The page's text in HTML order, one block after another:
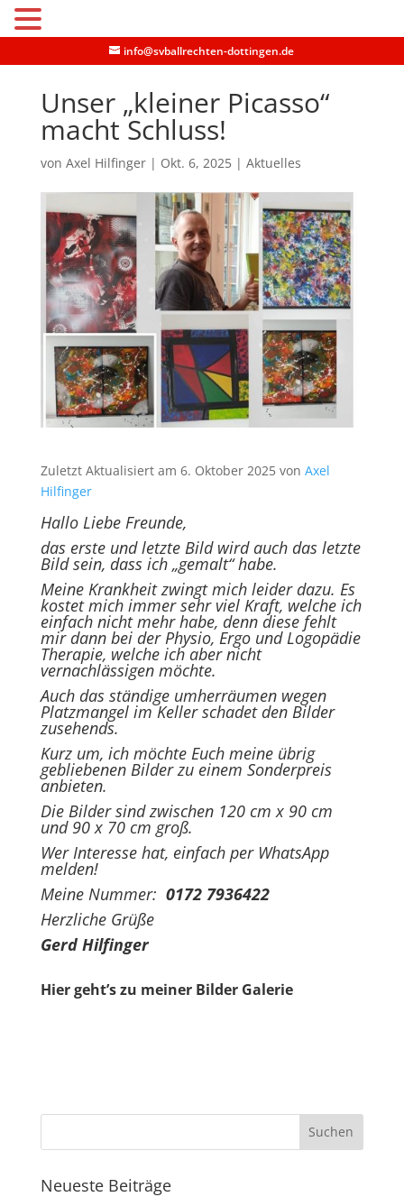
info@svballrechten-dottingen.de
Unser „kleiner Picasso“
macht Schluss!
von Axel Hilfinger| Okt. 6, 2025| Aktuelles
Zuletzt Aktualisiert am 6. Oktober 2025 von Axel
Hilfinger
Hallo Liebe Freunde,
das erste und letzte Bild wird auch das letzte
Bild sein, dass ich „gemalt“ habe.
Meine Krankheit zwingt mich leider dazu. Es
kostet mich immer sehr viel Kraft, welche ich
einfach nicht mehr habe, denn diese fehlt
mir dann bei der Physio, Ergo und Logopädie
Therapie, welche ich aber nicht
vernachlässigen möchte.
Auch das ständige umherräumen wegen
Platzmangel im Keller schadet den Bilder
zusehends.
Kurz um, ich möchte Euch meine übrig
gebliebenen Bilder zu einem Sonderpreis
anbieten.
Die Bilder sind zwischen 120 cm x 90 cm
und 90 x 70 cm groß.
Wer Interesse hat, einfach per WhatsApp
melden!
Meine Nummer: 0172 7936422
Herzliche Grüße
Gerd Hilfinger
Hier geht’s zu meiner Bilder Galerie
Neueste Beiträge